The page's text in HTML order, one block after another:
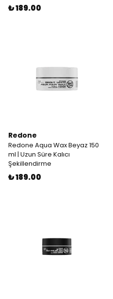
₺ 189.00
Redone
Redone Aqua Wax Beyaz 150
ml | Uzun Süre Kalıcı
Şekillendirme
₺ 189.00